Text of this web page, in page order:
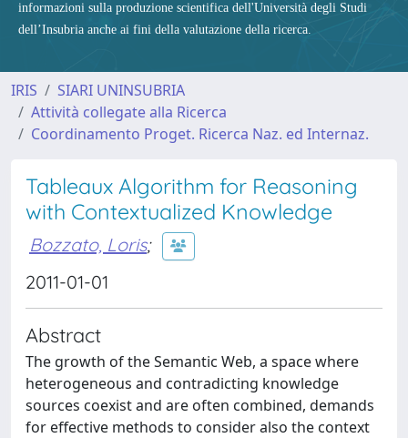
informazioni sulla produzione scientifica dell'Università degli Studi
dell’Insubria anche ai fini della valutazione della ricerca.
IRIS
SIARI UNINSUBRIA
Attività collegate alla Ricerca
Coordinamento Proget. Ricerca Naz. ed Internaz.
Tableaux Algorithm for Reasoning
with Contextualized Knowledge
Bozzato, Loris;
2011-01-01
Abstract
The growth of the Semantic Web, a space where
heterogeneous and contradicting knowledge
sources coexist and are often combined, demands
for effective methods to consider also the context